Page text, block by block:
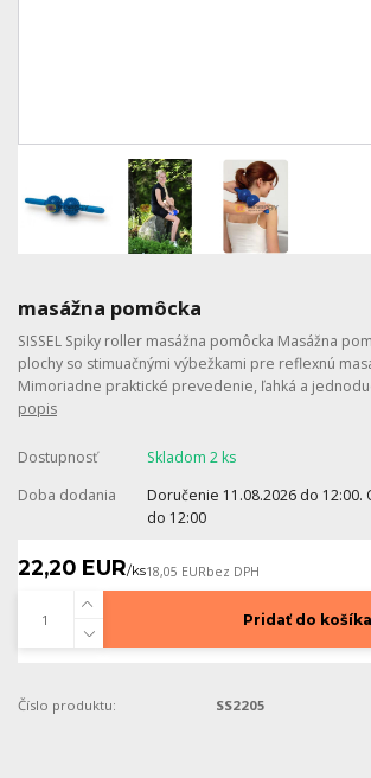
masážna pomôcka
SISSEL Spiky roller masážna pomôcka Masážna
plochy so stimuačnými výbežkami pre reflexnú
Mimoriadne praktické prevedenie, ľahká a
popis
Dostupnosť
Skladom 2 ks
Doba dodania
Doručenie 11.08.2026 do
do 12:00
22,20 EUR/ks18,05 EURbez DPH
Pridať do košíka
Číslo produktu: SS2205